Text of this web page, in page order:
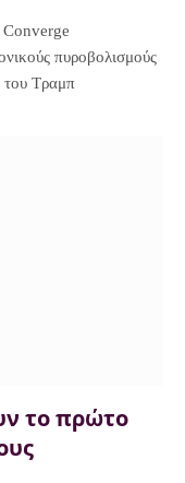
πυροβολισμούς
του Τραμπ
το πρώτο